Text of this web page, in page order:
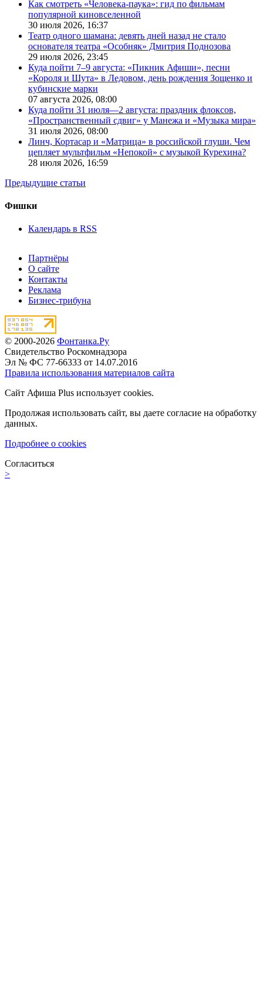
Как смотреть «Человека-паука»: гид по фильмам
популярной киновселенной
30 июля 2026, 16:37
Театр одного шамана: девять дней назад не стало
основателя театра «Особняк» Дмитрия Поднозова
29 июля 2026, 23:45
Куда пойти 7–9 августа: «Пикник Афиши», песни
«Короля и Шута» в Ледовом, день рождения Зощенко и
кубинские марки
07 августа 2026, 08:00
Куда пойти 31 июля—2 августа: праздник флоксов,
«Пространственный сдвиг» у Манежа и «Музыка мира»
31 июля 2026, 08:00
Линч, Кортасар и «Матрица» в российской глуши. Чем
цепляет мультфильм «Непокой» с музыкой Курехина?
28 июля 2026, 16:59
Предыдущие статьи
Фишки
Календарь в RSS
Партнёры
О сайте
Контакты
Реклама
Бизнес-трибуна
© 2000-2026 Фонтанка.Ру
Свидетельство Роскомнадзора
Эл № ФС 77-66333 от 14.07.2016
Правила использования материалов сайта
Сайт Афиша Plus использует cookies.
Продолжая использовать сайт, вы даете согласие на обработку
данных.
Подробнее о cookies
Согласиться
>